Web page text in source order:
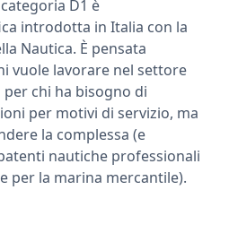
D1 è
introdotta in Italia con la
Nautica. È pensata
vuole lavorare nel settore
chi ha bisogno di
per motivi di servizio, ma
la complessa (e
nautiche professionali
per la marina mercantile).